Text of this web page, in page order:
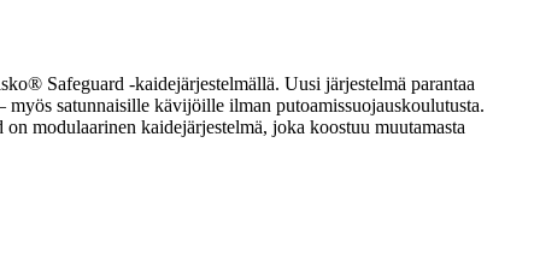
Safeguard -kaidejärjestelmällä. Uusi järjestelmä parantaa
satunnaisille kävijöille ilman putoamissuojauskoulutusta.
modulaarinen kaidejärjestelmä, joka koostuu muutamasta